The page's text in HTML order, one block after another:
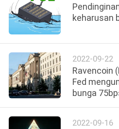
PRODUK
TENTANG
KAMI
PROSES
PENGIRIMAN
keharusan
2022-09-22
Ravencoin
Fed
bunga
2022-09-16